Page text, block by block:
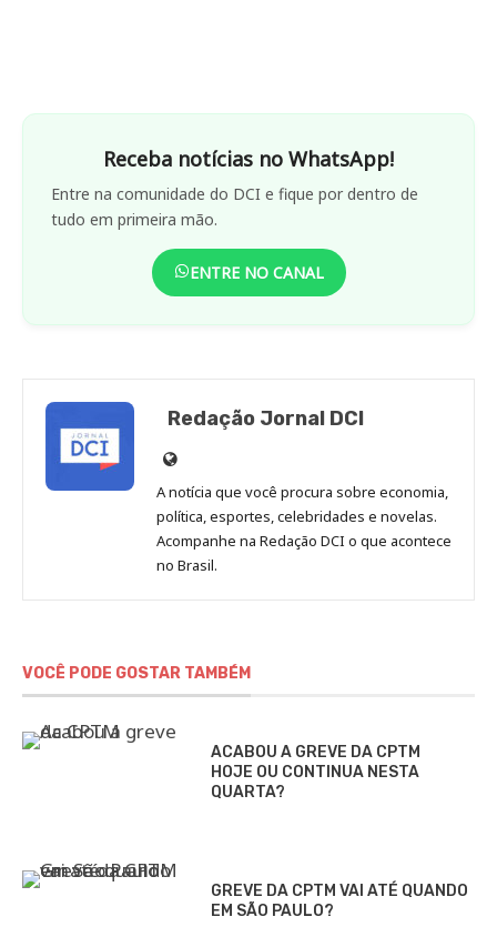
Receba notícias no WhatsApp!
Entre na comunidade do DCI e fique por dentro de
tudo em primeira mão.
ENTRE NO CANAL
Redação Jornal DCI
Site
de
Redação
Jornal
DCI
A notícia que você procura sobre economia,
política, esportes, celebridades e novelas.
Acompanhe na Redação DCI o que acontece
no Brasil.
VOCÊ PODE GOSTAR TAMBÉM
ACABOU A GREVE DA CPTM
HOJE OU CONTINUA NESTA
QUARTA?
GREVE DA CPTM VAI ATÉ QUANDO
EM SÃO PAULO?